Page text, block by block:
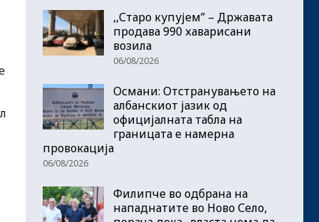
,,Старо купујем” – Државата
продава 990 хаварисани
возила
06/08/2026
Османи: Отстранувањето на
албанскиот јазик од
официјалната табла на
границата е намерна
провокација
06/08/2026
Филипче во одбрана на
нападнатите во Ново Село,